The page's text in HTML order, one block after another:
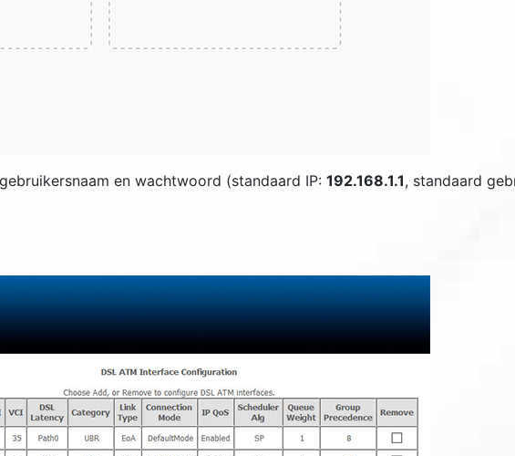
en wachtwoord (standaard IP: 192.168.1.1, standaard